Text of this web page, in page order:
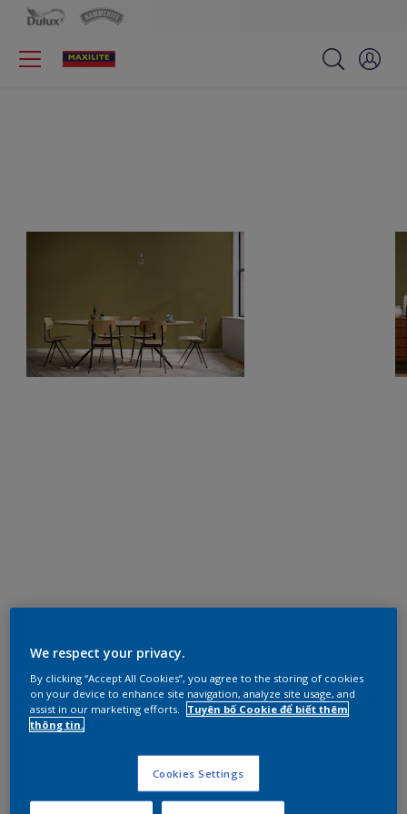
We respect your privacy.
By clicking “Accept All Cookies”, you agree to the storing of cookies
on your device to enhance site navigation, analyze site usage, and
assist in our marketing efforts.
Tuyên bố Cookie để biết thêm
thông tin.
Cookies Settings